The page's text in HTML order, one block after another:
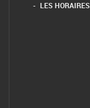
LES HORAIRES